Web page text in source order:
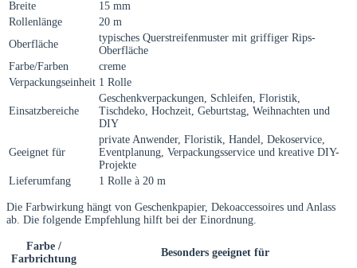
Breite
15 mm
Rollenlänge
20 m
Oberfläche
typisches Querstreifenmuster mit griffiger Rips-
Oberfläche
Farbe/Farben
creme
Verpackungseinheit 1 Rolle
Einsatzbereiche
Geschenkverpackungen, Schleifen, Floristik,
Tischdeko, Hochzeit, Geburtstag, Weihnachten und
DIY
Geeignet für
private Anwender, Floristik, Handel, Dekoservice,
Eventplanung, Verpackungsservice und kreative DIY-
Projekte
Lieferumfang
1 Rolle à 20 m
Die Farbwirkung hängt von Geschenkpapier, Dekoaccessoires und Anlass
ab. Die folgende Empfehlung hilft bei der Einordnung.
Farbe /
Farbrichtung
Besonders geeignet für